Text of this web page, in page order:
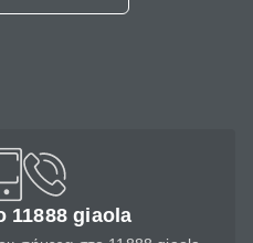
11888 giaola